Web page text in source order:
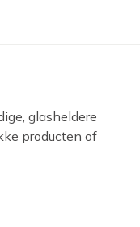
glasheldere
producten of